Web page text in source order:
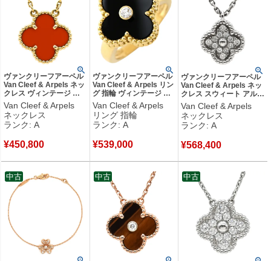
ヴァンクリーフアーペル
Van Cleef & Arpels ネッ
クレス ヴィンテージ ア
ルハンブラ レッド×イエ
ローゴールド Au750
18K 赤 カーネリアン
VCARD38500 【中古】
Van Cleef & Arpels
ネックレス
ランク: A
¥450,800
ヴァンクリーフアーペル
Van Cleef & Arpels リン
グ 指輪 ヴィンテージ ア
ルハンブラ ブラックXイ
エローゴールド
#51(JP11) 1Pダイヤ オ
ニキス 11号
中古美品
Van Cleef & Arpels
リング 指輪
ランク: A
¥539,000
ヴァンクリーフアーペル
Van Cleef & Arpels ネッ
クレス スウィート アルハ
ンブラ ペンダント ホワイ
トゴールド 750 K18 ダイ
ヤモンド 12石
VCARO85900 【保証
Van Cleef & Arpels
ネックレス
ランク: A
¥568,400
中古 中古 中古